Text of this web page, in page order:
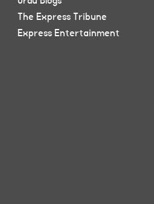
The Express Tribune
Express Entertainment